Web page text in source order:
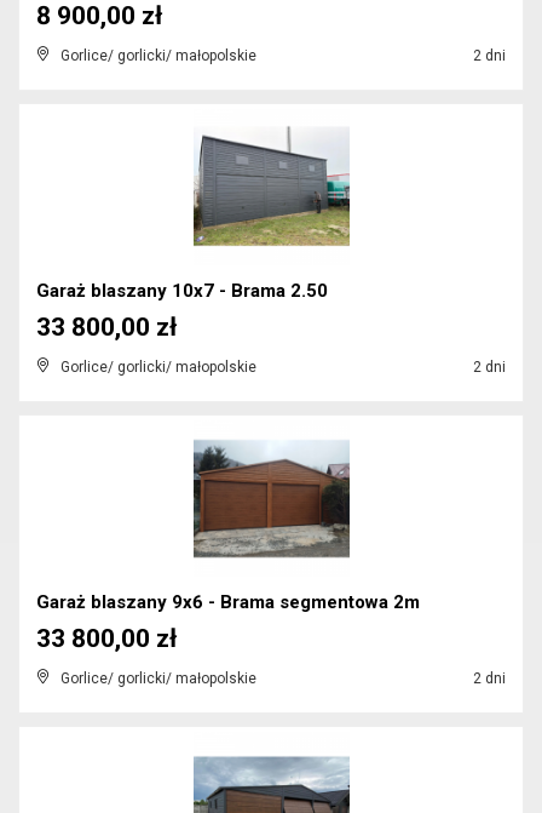
Gorlice/ gorlicki/ małopolskie 2 dni
8 900,00 zł
Garaż blaszany 10x7 - Brama 2.50
Gorlice/ gorlicki/ małopolskie 2 dni
33 800,00 zł
Garaż blaszany 9x6 - Brama segmentowa 2m
Gorlice/ gorlicki/ małopolskie 2 dni
33 800,00 zł